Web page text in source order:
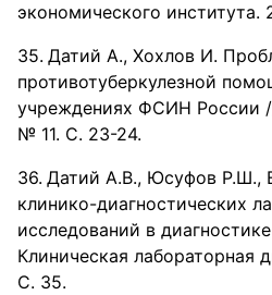
экономического
Датий А., Хохлов И.
противотуберкулезной
учреждениях ФСИН России
№ 11. С. 23-24.
Датий А.В., Юсуфов Р.Ш.,
клинико-диагностических
исследований в
Клиническая лабораторная
С. 35.